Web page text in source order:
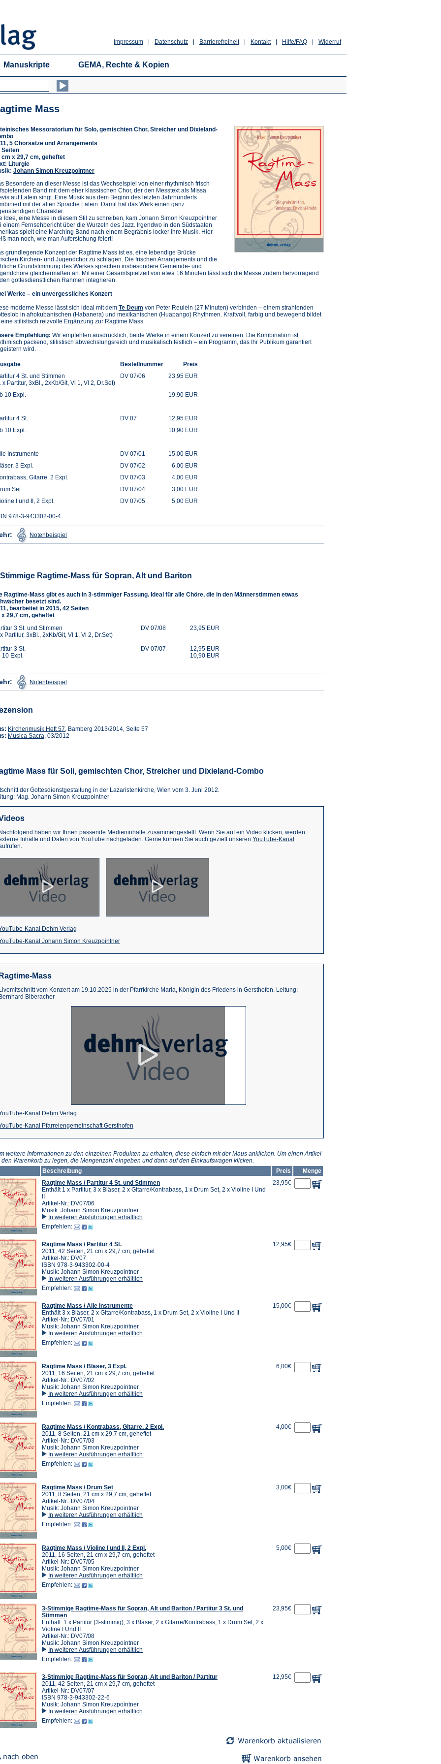
Widerruf
Hilfe/FAQ
Kontakt
Barrierefreiheit
Datenschutz
Impressum
Manuskripte GEMA, Rechte & Kopien
Mass
Messoratorium für Solo, gemischten Chor, Streicher und Dixieland-
5 Chorsätze und Arrangements
Seiten
cm x 29,7 cm, geheftet
Liturgie
Johann Simon Kreuzpointner
Besondere an dieser Messe ist das Wechselspiel von einer rhythmisch frisch
Band mit dem eher klassischen Chor, der den Messtext als Missa
auf Latein singt. Eine Musik aus dem Beginn des letzten Jahrhunderts
mit der alten Sprache Latein. Damit hat das Werk einen ganz
Charakter.
Idee, eine Messe in diesem Stil zu schreiben, kam Johann Simon Kreuzpointner
einem Fernsehbericht über die Wurzeln des Jazz. Irgendwo in den Südstaaten
spielt eine Marching Band nach einem Begräbnis locker ihre Musik. Hier
man noch, wie man Auferstehung feiert!
grundlegende Konzept der Ragtime Mass ist es, eine lebendige Brücke
Kirchen- und Jugendchor zu schlagen. Die frischen Arrangements und die
Grundstimmung des Werkes sprechen insbesondere Gemeinde- und
gleichermaßen an. Mit einer Gesamtspielzeit von etwa 16 Minuten lässt sich die Messe zudem hervorragend
gottesdienstlichen Rahmen integrieren.
Werke – ein unvergessliches Konzert
moderne Messe lässt sich ideal mit dem Te Deum von Peter Reulein (27 Minuten) verbinden – einem strahlenden
in afrokubanischen (Habanera) und mexikanischen (Huapango) Rhythmen. Kraftvoll, farbig und bewegend bildet
eine stilistisch reizvolle Ergänzung zur Ragtime Mass.
Empfehlung: Wir empfehlen ausdrücklich, beide Werke in einem Konzert zu vereinen. Die Kombination ist
packend, stilistisch abwechslungsreich und musikalisch festlich – ein Programm, das Ihr Publikum garantiert
wird.
Bestellnummer
Preis
4 St. und Stimmen
x Partitur, 3xBl., 2xKb/Git, Vl 1, Vl 2, Dr.Set)
DV 07/06 23,95 EUR
10 Expl. 19,90 EUR
4 St. DV 07
12,95 EUR
10 Expl.
10,90 EUR
Instrumente DV 07/01
15,00 EUR
3 Expl.
DV 07/02
6,00 EUR
Gitarre. 2 Expl.
DV 07/03
4,00 EUR
Set
DV 07/04
3,00 EUR
I und II, 2 Expl.
DV 07/05 5,00 EUR
978-3-943302-00-4
Notenbeispiel in
einem
Ragtime-Mass für Sopran, Alt und Bariton
Ragtime-Mass gibt es auch in 3-stimmiger Fassung. Ideal für alle Chöre, die in den Männerstimmen etwas
besetzt sind.
bearbeitet in 2015, 42 Seiten
x 29,7 cm, geheftet
3 St. und Stimmen
Partitur, 3xBl., 2xKb/Git, Vl 1, Vl 2, Dr.Set)
DV 07/08 23,95 EUR
3 St. DV 07/07
12,95 EUR
10 Expl.
10,90 EUR
Notenbeispiel in
einem
Kirchenmusik Heft 57 (Öffnet
in
, Bamberg 2013/2014, Seite 57
Musica Sacra (Öffnet
, 03/2012
Mass für Soli, gemischten Chor, Streicher und Dixieland-Combo
der Gottesdienstgestaltung in der Lazaristenkirche, Wien vom 3. Juni 2012.
Mag. Johann Simon Kreuzpointner
haben wir Ihnen passende Medieninhalte zusammengestellt. Wenn Sie auf ein Video klicken, werden
Inhalte und Daten von YouTube nachgeladen. Gerne können Sie auch gezielt unseren YouTube-Kanal
Kanal Dehm Verlag
in
einem
neuen
Kanal Johann Simon Kreuzpointner(Öffnet
in
einem
Tab)
Mass
vom Konzert am 19.10.2025 in der Pfarrkirche Maria, Königin des Friedens in Gersthofen. Leitung:
Biberacher
Kanal Dehm Verlag
in
einem
neuen
Tab)
Kanal Pfarreiengemeinschaft Gersthofen
in
neuen
Tab)
weitere Informationen zu den einzelnen Produkten zu erhalten, diese einfach mit der Maus anklicken. Um einen Artikel
den Warenkorb zu legen, die Mengenzahl eingeben und dann auf den Einkaufswagen klicken.
Beschreibung
Preis
Menge
Ragtime Mass / Partitur 4 St. und Stimmen
Enthält 1 x Partitur, 3 x Bläser, 2 x Gitarre/Kontrabass, 1 x Drum Set, 2 x Violine I Und
Artikel-Nr.: DV07/06
Musik: Johann Simon Kreuzpointner
In weiteren Ausführungen erhältlich
Empfehlen:
23,95€
Ragtime Mass / Partitur 4 St.
2011, 42 Seiten, 21 cm x 29,7 cm, geheftet
Artikel-Nr.: DV07
ISBN 978-3-943302-00-4
Musik: Johann Simon Kreuzpointner
In weiteren Ausführungen erhältlich
Empfehlen:
12,95€
Ragtime Mass / Alle Instrumente
Enthält 3 x Bläser, 2 x Gitarre/Kontrabass, 1 x Drum Set, 2 x Violine I Und II
Artikel-Nr.: DV07/01
Musik: Johann Simon Kreuzpointner
In weiteren Ausführungen erhältlich
Empfehlen:
15,00€
Ragtime Mass / Bläser, 3 Expl.
2011, 16 Seiten, 21 cm x 29,7 cm, geheftet
Artikel-Nr.: DV07/02
Musik: Johann Simon Kreuzpointner
In weiteren Ausführungen erhältlich
Empfehlen:
6,00€
Ragtime Mass / Kontrabass, Gitarre. 2 Expl.
2011, 8 Seiten, 21 cm x 29,7 cm, geheftet
Artikel-Nr.: DV07/03
Musik: Johann Simon Kreuzpointner
In weiteren Ausführungen erhältlich
Empfehlen:
4,00€
Ragtime Mass / Drum Set
2011, 8 Seiten, 21 cm x 29,7 cm, geheftet
Artikel-Nr.: DV07/04
Musik: Johann Simon Kreuzpointner
In weiteren Ausführungen erhältlich
Empfehlen:
3,00€
Ragtime Mass / Violine I und II, 2 Expl.
2011, 16 Seiten, 21 cm x 29,7 cm, geheftet
Artikel-Nr.: DV07/05
Musik: Johann Simon Kreuzpointner
In weiteren Ausführungen erhältlich
Empfehlen:
5,00€
3-Stimmige Ragtime-Mass für Sopran, Alt und Bariton / Partitur 3 St. und
Stimmen
Enthält: 1 x Partitur (3-stimmig), 3 x Bläser, 2 x Gitarre/Kontrabass, 1 x Drum Set, 2 x
Violine I Und II
Artikel-Nr.: DV07/08
Musik: Johann Simon Kreuzpointner
In weiteren Ausführungen erhältlich
Empfehlen:
23,95€
3-Stimmige Ragtime-Mass für Sopran, Alt und Bariton / Partitur
2011, 42 Seiten, 21 cm x 29,7 cm, geheftet
Artikel-Nr.: DV07/07
ISBN 978-3-943302-22-6
Musik: Johann Simon Kreuzpointner
In weiteren Ausführungen erhältlich
Empfehlen:
12,95€